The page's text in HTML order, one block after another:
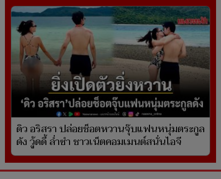
ดิว อริสรา ปล่อยช็อตหวานจุ๊บแฟนหนุ่มตระกูล
ดัง วู้ดดี้ ล่ำซำ ชาวเน็ตคอมเมนต์สนั่นไอจี